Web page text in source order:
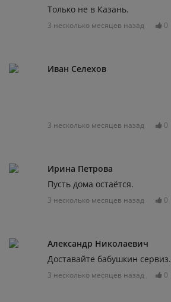
Только не в Казань.
3 несколько месяцев назад 0
Иван Селехов
3 несколько месяцев назад 0
Ирина Петрова
Пусть дома остаётся.
3 несколько месяцев назад 0
Александр Николаевич
Доставайте бабушкин сервиз.
3 несколько месяцев назад 0